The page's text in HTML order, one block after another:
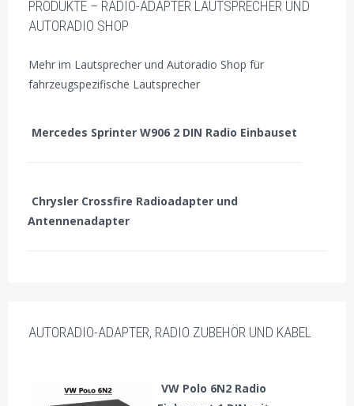
PRODUKTE – RADIO-ADAPTER LAUTSPRECHER UND
AUTORADIO SHOP
Mehr im Lautsprecher und Autoradio Shop für
fahrzeugspezifische Lautsprecher
Mercedes Sprinter W906 2 DIN Radio Einbauset
Chrysler Crossfire Radioadapter und
Antennenadapter
AUTORADIO-ADAPTER, RADIO ZUBEHÖR UND KABEL
VW Polo 6N2 Radio